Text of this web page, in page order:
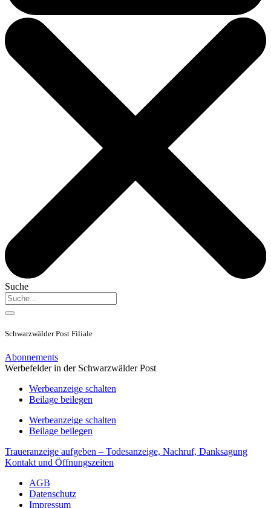
Suche
Schwarzwälder Post Filiale
Abonnements
Werbefelder in der Schwarzwälder Post
Werbeanzeige schalten
Beilage beilegen
Werbeanzeige schalten
Beilage beilegen
Traueranzeige aufgeben – Todesanzeige, Nachruf, Danksagung
Kontakt und Öffnungszeiten
AGB
Datenschutz
Impressum